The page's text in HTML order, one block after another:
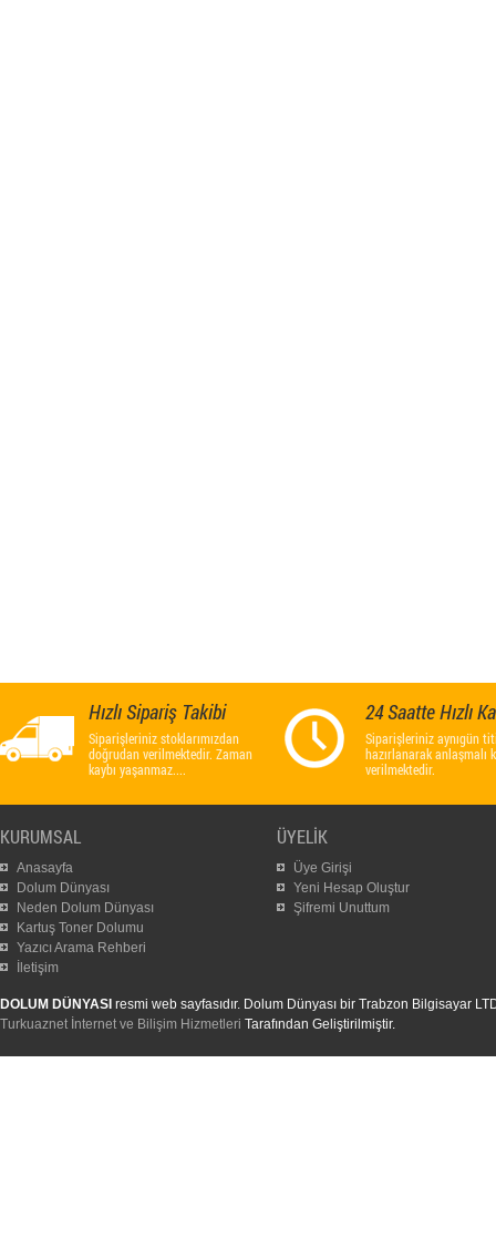
Hızlı Sipariş Takibi
Siparişleriniz stoklarımızdan
doğrudan verilmektedir. Zaman
kaybı yaşanmaz....
24 Saatte Hızlı
Siparişleriniz aynıgün
hazırlanarak anlaşmalı
verilmektedir.
KURUMSAL
Anasayfa
Dolum Dünyası
Neden Dolum Dünyası
Kartuş Toner Dolumu
Yazıcı Arama Rehberi
İletişim
ÜYELİK
Üye Girişi
Yeni Hesap Oluştur
Şifremi Unuttum
DOLUM DÜNYASI resmi web sayfasıdır. Dolum Dünyası bir Trabzon Bilgisayar
Turkuaznet İnternet ve Bilişim Hizmetleri Tarafından Geliştirilmiştir.